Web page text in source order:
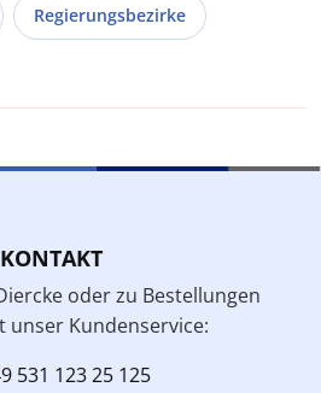
Regierungsbezirke
KONTAKT
oder zu Bestellungen
unser Kundenservice:
531 123 25 125